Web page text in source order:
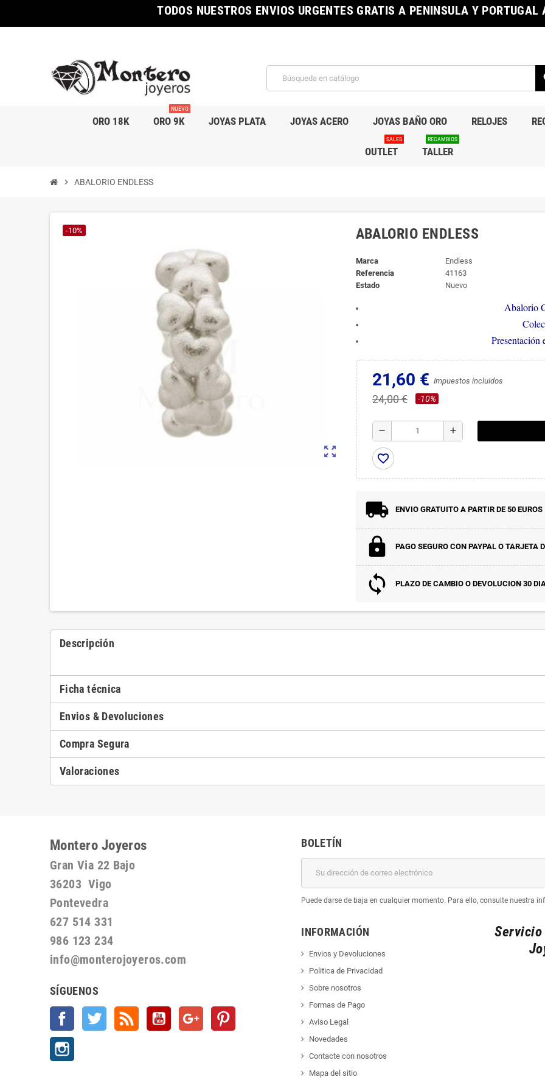
TODOS NUESTROS ENVIOS URGENTES GRATIS A PENINSULA Y PORTUGAL
ORO 18K ORO 9K
NUEVO
JOYAS PLATA JOYAS ACERO JOYAS BAÑO ORO RELOJES
OUTLET
SALES
TALLER
RECAMBIOS
chevron_right ABALORIO ENDLESS
zoom_out_map
-10% ABALORIO ENDLESS
Marca
Endless
Referencia
41163
Estado
Nuevo
Abalorio
Presentación
21,60 € Impuestos incluidos
24,00 € -10%
remove add
favorite_border
ENVIO GRATUITO A PARTIR DE 50 EUROS
PAGO SEGURO CON PAYPAL O TARJETA
PLAZO DE CAMBIO O DEVOLUCION 30
Descripción
Ficha técnica
Envios & Devoluciones
Compra Segura
Valoraciones
Montero Joyeros
Gran Via 22 Bajo
36203 Vigo
Pontevedra
627 514 331
986 123 234
info@monterojoyeros.com
SÍGUENOS
Facebook Twitter YouTube Google +
BOLETÍN
Puede darse de baja en cualquier momento. Para ello, consulte nuestra
INFORMACIÓN
Envios y Devoluciones
Politica de Privacidad
Sobre nosotros
Formas de Pago
Aviso Legal
Novedades
Contacte con nosotros
Mapa del sitio